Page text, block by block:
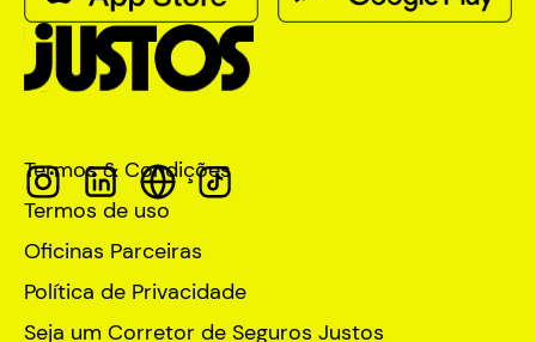
Termos & Condições
Termos de uso
Oficinas Parceiras
Política de Privacidade
Seja um Corretor de Seguros Justos